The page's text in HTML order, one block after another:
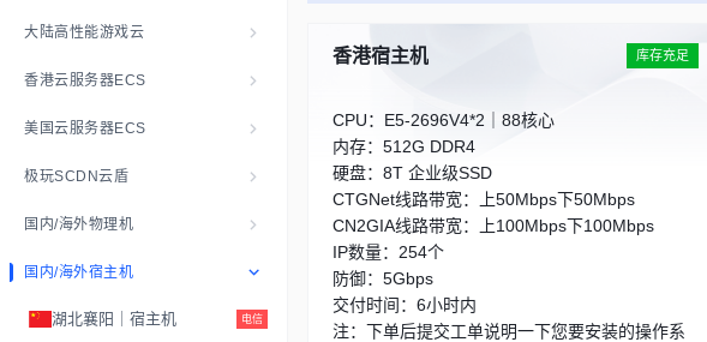
大陆高性能游戏云
香港云服务器ECS
美国云服务器ECS
极玩SCDN云盾
国内/海外物理机
国内/海外宿主机
湖北襄阳｜宿主机 电信
香港宿主机 库存充足
CPU：E5-2696V4*2｜88核心
内存：512G DDR4
硬盘：8T 企业级SSD
CTGNet线路带宽：上50Mbps下50Mbps
CN2GIA线路带宽：上100Mbps下100Mbps
IP数量：254个
防御：5Gbps
交付时间：6小时内
注：下单后提交工单说明一下您要安装的操作系